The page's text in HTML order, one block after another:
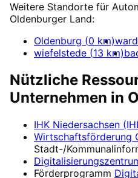
Weitere Standorte für
Oldenburger Land:
Oldenburg (0 km)
wiefelstede (13 km)
Nützliche
Unternehmen in
IHK Niedersachsen
Wirtschaftsförderung
Stadt-/
Förderprogramm